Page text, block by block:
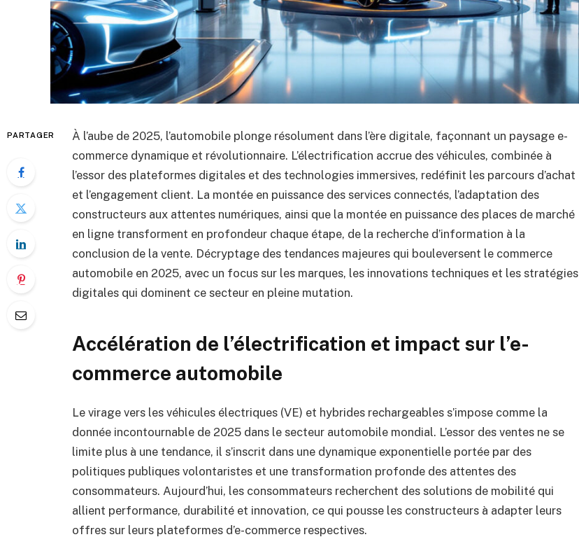
PARTAGER
À l’aube de 2025, l’automobile plonge résolument dans l’ère digitale, façonnant un paysage e-
commerce dynamique et révolutionnaire. L’électrification accrue des véhicules, combinée à
l’essor des plateformes digitales et des technologies immersives, redéfinit les parcours d’achat
et l’engagement client. La montée en puissance des services connectés, l’adaptation des
constructeurs aux attentes numériques, ainsi que la montée en puissance des places de marché
en ligne transforment en profondeur chaque étape, de la recherche d’information à la
conclusion de la vente. Décryptage des tendances majeures qui bouleversent le commerce
automobile en 2025, avec un focus sur les marques, les innovations techniques et les stratégies
digitales qui dominent ce secteur en pleine mutation.
Accélération de l’électrification et impact sur l’e-
commerce automobile
Le virage vers les véhicules électriques (VE) et hybrides rechargeables s’impose comme la
donnée incontournable de 2025 dans le secteur automobile mondial. L’essor des ventes ne se
limite plus à une tendance, il s’inscrit dans une dynamique exponentielle portée par des
politiques publiques volontaristes et une transformation profonde des attentes des
consommateurs. Aujourd’hui, les consommateurs recherchent des solutions de mobilité qui
allient performance, durabilité et innovation, ce qui pousse les constructeurs à adapter leurs
offres sur leurs plateformes d’e-commerce respectives.